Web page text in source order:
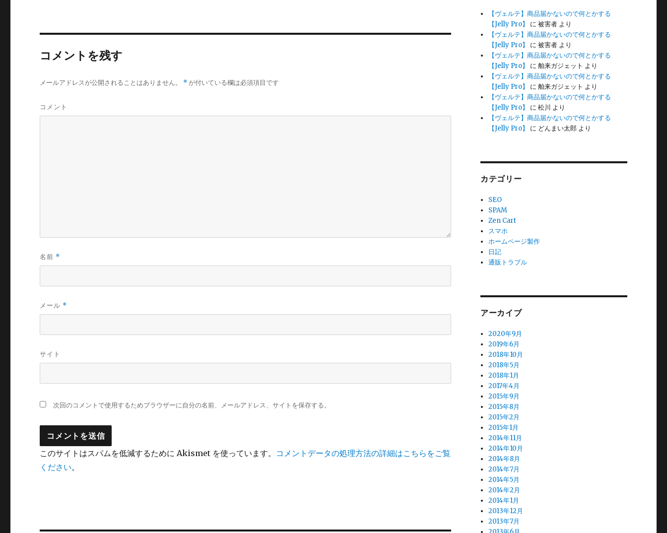
コメントを残す
メールアドレスが公開されることはありません。 * が付いている欄は必須項目です
コメント
名前 *
メール *
サイト
次回のコメントで使用するためブラウザーに自分の名前、メールアドレス、サイトを保存する。
このサイトはスパムを低減するために Akismet を使っています。 コメントデータの処理方法の詳細はこちらをご覧
ください。
【ヴェルテ】商品届かないので何とかする
【Jelly Pro】
に被害者 より
【ヴェルテ】商品届かないので何とかする
【Jelly Pro】
に被害者 より
【ヴェルテ】商品届かないので何とかする
【Jelly Pro】
に舶来ガジェット より
【ヴェルテ】商品届かないので何とかする
【Jelly Pro】
に舶来ガジェット より
【ヴェルテ】商品届かないので何とかする
【Jelly Pro】
に松川 より
【ヴェルテ】商品届かないので何とかする
【Jelly Pro】
に どんまい太郎 より
カテゴリー
SEO
SPAM
Zen Cart
スマホ
ホームページ製作
日記
通販トラブル
アーカイブ
2020年9月
2019年6月
2018年10月
2018年5月
2018年1月
2017年4月
2015年9月
2015年8月
2015年2月
2015年1月
2014年11月
2014年10月
2014年8月
2014年7月
2014年5月
2014年2月
2014年1月
2013年12月
2013年7月